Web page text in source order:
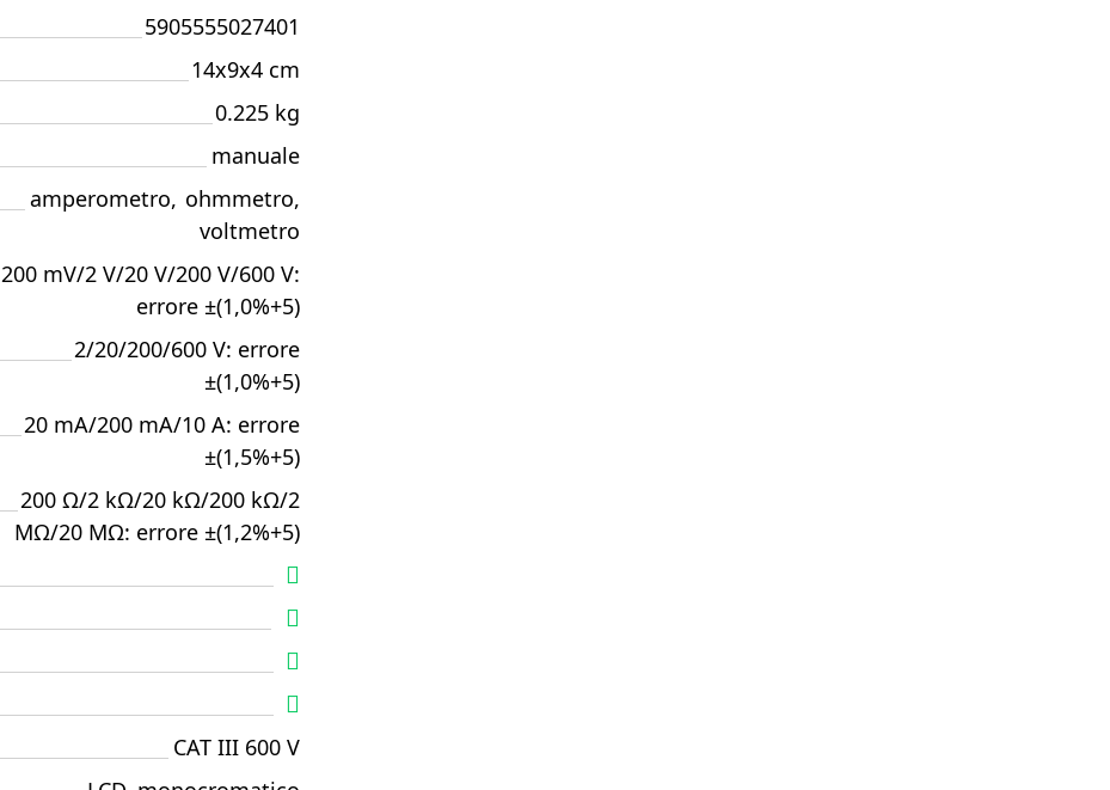
5905555027401
14x9x4 cm
0.225 kg
manuale
amperometro, ohmmetro,
voltmetro
200 mV/2 V/20 V/200 V/600 V:
errore ±(1,0%+5)
2/20/200/600 V: errore
±(1,0%+5)
20 mA/200 mA/10 A: errore
±(1,5%+5)
200 Ω/2 kΩ/20 kΩ/200 kΩ/2
MΩ/20 MΩ: errore ±(1,2%+5)
CAT III 600 V